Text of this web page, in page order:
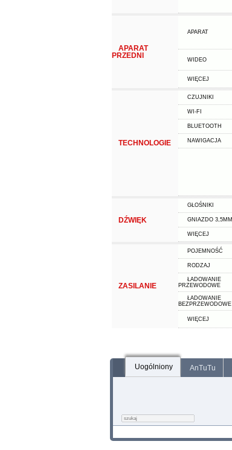
APARAT
PRZEDNI
APARAT
WIDEO
WIĘCEJ
TECHNOLOGIE
CZUJNIKI
WI-FI
BLUETOOTH
NAWIGACJA
DŹWIĘK
GŁOŚNIKI
GNIAZDO 3,5MM
WIĘCEJ
ZASILANIE
POJEMNOŚĆ
RODZAJ
ŁADOWANIE
PRZEWODOWE
ŁADOWANIE
BEZPRZEWODOWE
WIĘCEJ
Uogólniony AnTuTu